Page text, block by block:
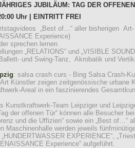
JUBILÄUM: TAG DER
Uhr | EINTRITT FREI
„Best of…“ aller bisherigen
Experience)
sprechen lernen
„RELATIONS“ und „VISIBLE
und Swing-Tanz, Akrobatik und
: salsa crash curs - Bing Salsa Crash-
Künstler zeigen zeitgenössische urbane
Areal in ein faszinierendes
Kunstkraftwerk-Team Leipziger und
der offenen Tür“ können alle Besucher
und die Uffizien“ sowie ein „Best of…“
Maschinenhalle werden jeweils
EXPERIENCE“,
Experience“ aufgeführt.